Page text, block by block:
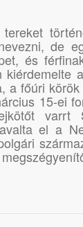
de
és
kiérdemelte
a főúri
15-ei
varrt
el a